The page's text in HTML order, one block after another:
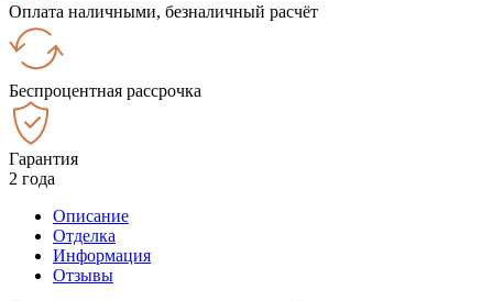
Оплата наличными, безналичный расчёт
Беспроцентная рассрочка
Гарантия
2 года
Описание
Отделка
Информация
Отзывы